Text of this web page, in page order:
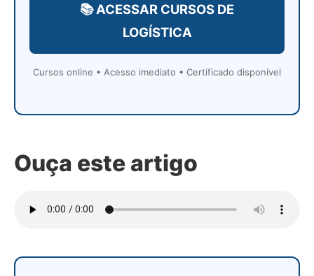
📚 ACESSAR CURSOS DE
LOGÍSTICA
Cursos online • Acesso imediato • Certificado disponível
Ouça este artigo